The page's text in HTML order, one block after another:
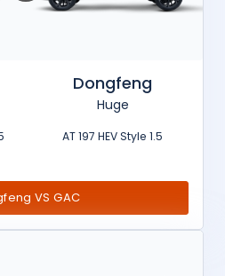
Dongfeng
Huge
1.5 AT 197 HEV Style
VS GAC